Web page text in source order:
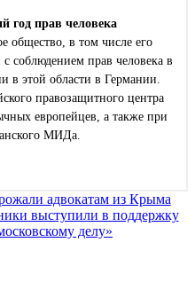
год прав человека
общество, в том числе его
соблюдением прав человека в
в этой области в Германии.
правозащитного центра
европейцев, а также при
МИДа.
адвокатам из Крыма
выступили в поддержку
делу»